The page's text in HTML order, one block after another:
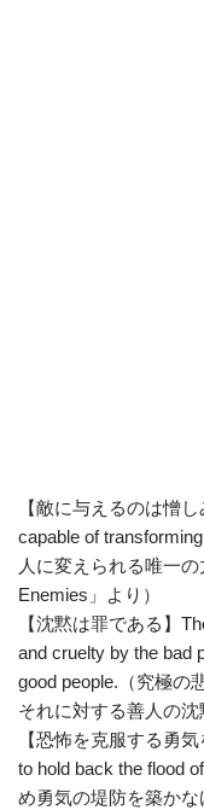
【敵に与えるのは憎
capable of
人に変えられる唯一
Enemies」より）
【沈黙は罪である】
and cruelty by the bad
good people.（究極の
それに対する善人の沈
【恐怖を克服する勇
to hold back the flood
め勇気の堤防を築かな